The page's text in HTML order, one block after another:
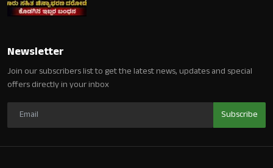
Newsletter
Join our subscribers list to get the latest news, updates and special
offers directly in your inbox
Subscribe